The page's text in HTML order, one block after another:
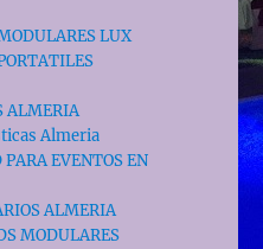
LUX
ALMERIA
Almeria
EVENTOS EN
ALMERIA
MODULARES